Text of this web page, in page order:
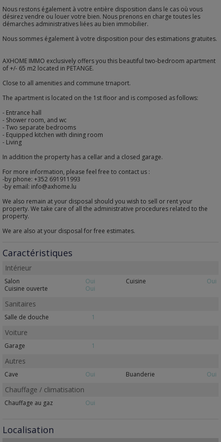
Nous restons également à votre entière disposition dans le cas où vous
désirez vendre ou louer votre bien. Nous prenons en charge toutes les
démarches administratives liées au bien immobilier.
Nous sommes également à votre disposition pour des estimations gratuites.
AXHOME IMMO exclusively offers you this beautiful two-bedroom apartment
of +/- 65 m2 located in PETANGE.
Close to all amenities and commune trnaport.
The apartment is located on the 1st floor and is composed as follows:
- Entrance hall
- Shower room, and wc
- Two separate bedrooms
- Equipped kitchen with dining room
- Living
In addition the property has a cellar and a closed garage.
For more information, please feel free to contact us :
-by phone: +352 691911993
-by email: info@axhome.lu
We also remain at your disposal should you wish to sell or rent your
property. We take care of all the administrative procedures related to the
property.
We are also at your disposal for free estimates.
Caractéristiques
Intérieur
Salon Oui Cuisine
Oui
Cuisine ouverte
Oui
Sanitaires
Salle de douche 1
Voiture
Garage 1
Autres
Cave Oui Buanderie Oui
Chauffage / climatisation
Chauffage au gaz Oui
Localisation